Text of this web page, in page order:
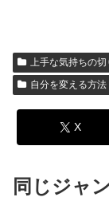
上手な気持ちの切
自分を変える方法
X
同じジャ